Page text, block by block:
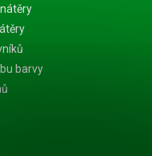
barvy